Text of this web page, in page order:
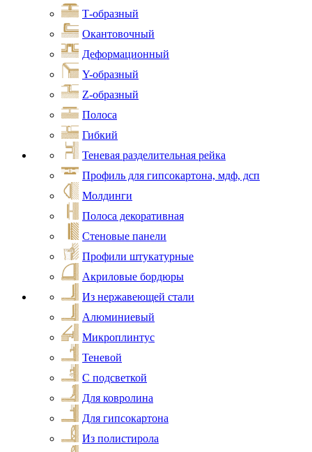
Т-образный
Окантовочный
Деформационный
Y-образный
Z-образный
Полоса
Гибкий
Теневая разделительная рейка
Профиль для гипсокартона, мдф, дсп
Молдинги
Полоса декоративная
Стеновые панели
Профили штукатурные
Акриловые бордюры
Из нержавеющей стали
Алюминиевый
Микроплинтус
Теневой
С подсветкой
Для ковролина
Для гипсокартона
Из полистирола